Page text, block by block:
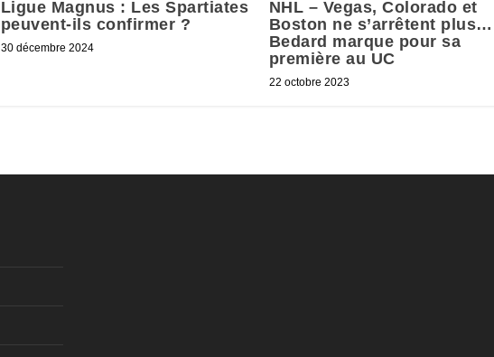
Ligue Magnus : Les Spartiates
peuvent-ils confirmer ?
30 décembre 2024
NHL – Vegas, Colorado et
Boston ne s’arrêtent plus…
Bedard marque pour sa
première au UC
22 octobre 2023